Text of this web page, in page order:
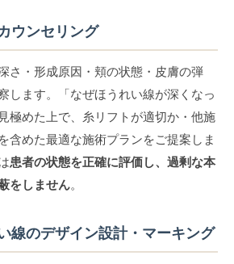
ウンセリング
さ・形成原因・頬の状態・皮膚の弾
します。「なぜほうれい線が深くなっ
極めた上で、糸リフトが適切か・他施
含めた最適な施術プランをご提案しま
患者の状態を正確に評価し、過剰な本
をしません。
線のデザイン設計・マーキング